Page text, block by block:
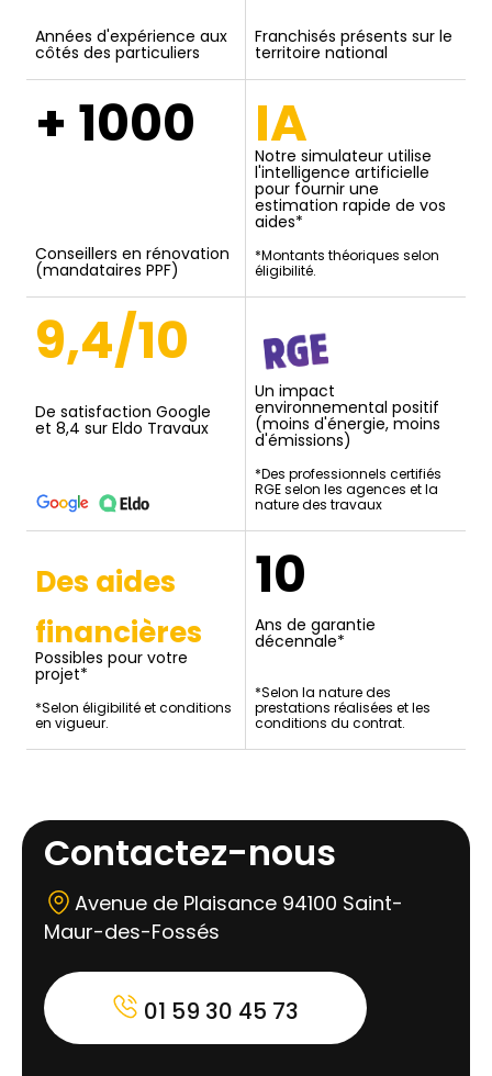
Années d'expérience aux
côtés des particuliers
Franchisés présents sur le
territoire national
+ 1000
Conseillers en rénovation
(mandataires PPF)
IA
Notre simulateur utilise
l'intelligence artificielle
pour fournir une
estimation rapide de vos
aides*
*Montants théoriques selon
éligibilité.
9,4/10
De satisfaction Google
et 8,4 sur Eldo Travaux
Un impact
environnemental positif
(moins d'énergie, moins
d'émissions)
*Des professionnels certifiés
RGE selon les agences et la
nature des travaux
Des aides
financières
Possibles pour votre
projet*
*Selon éligibilité et conditions
en vigueur.
10
Ans de garantie
décennale*
*Selon la nature des
prestations réalisées et les
conditions du contrat.
Contactez-nous
Avenue de Plaisance 94100 Saint-
Maur-des-Fossés
01 59 30 45 73